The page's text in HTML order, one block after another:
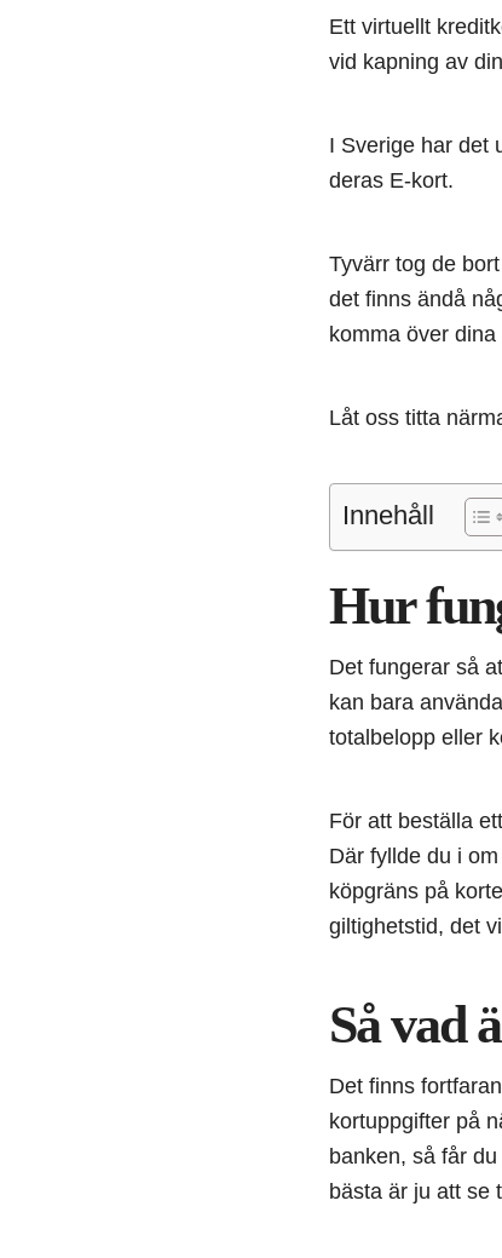
Ett virtuellt
vid kapning av
I Sverige har det
deras E-kort.
Tyvärr tog de
det finns ändå
komma över dina
Låt oss titta
Innehåll
Hur
Det fungerar så
kan bara
totalbelopp eller
För att beställa
Där fyllde du i
köpgräns på
giltighetstid, det
Så vad
Det finns
kortuppgifter på
banken, så får
bästa är ju att se